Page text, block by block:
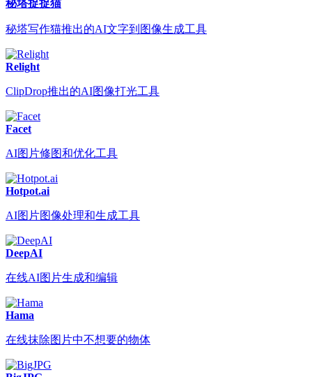
秘塔捉捉猫
秘塔写作猫推出的AI文字到图像生成工具
Relight
ClipDrop推出的AI图像打光工具
Facet
AI图片修图和优化工具
Hotpot.ai
AI图片图像处理和生成工具
DeepAI
在线AI图片生成和编辑
Hama
在线抹除图片中不想要的物体